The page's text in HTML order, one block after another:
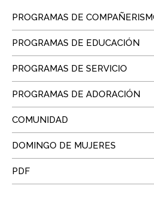
PROGRAMAS DE
PROGRAMAS DE EDUCACIÓN
PROGRAMAS DE SERVICIO
PROGRAMAS DE ADORACIÓN
COMUNIDAD
DOMINGO DE MUJERES
PDF